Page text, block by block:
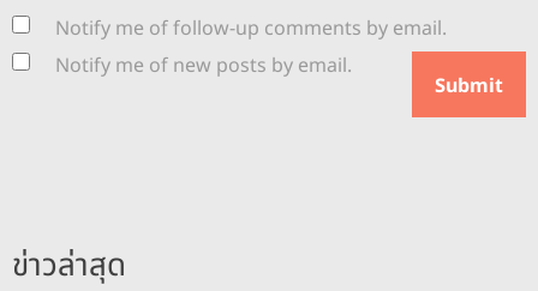
Notify me of follow-up comments by email.
Notify me of new posts by email.
ข่าวล่าสุด